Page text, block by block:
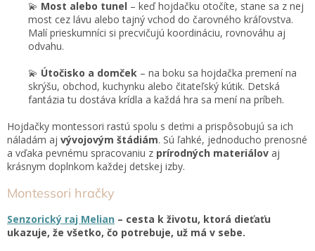
💫 Most alebo tunel – keď hojdačku otočíte, stane sa z nej
most cez lávu alebo tajný vchod do čarovného kráľovstva.
Malí prieskumníci si precvičujú koordináciu, rovnováhu aj
odvahu.
💫 Útočisko a domček – na boku sa hojdačka premení na
skrýšu, obchod, kuchynku alebo čitateľský kútik. Detská
fantázia tu dostáva krídla a každá hra sa mení na príbeh.
Hojdačky montessori rastú spolu s deťmi a prispôsobujú sa ich
náladám aj vývojovým štádiám. Sú ľahké, jednoducho prenosné
a vďaka pevnému spracovaniu z prírodných materiálov aj
krásnym doplnkom každej detskej izby.
Montessori hračky
Senzorický raj Melian – cesta k životu, ktorá dieťaťu
ukazuje, že všetko, čo potrebuje, už má v sebe.